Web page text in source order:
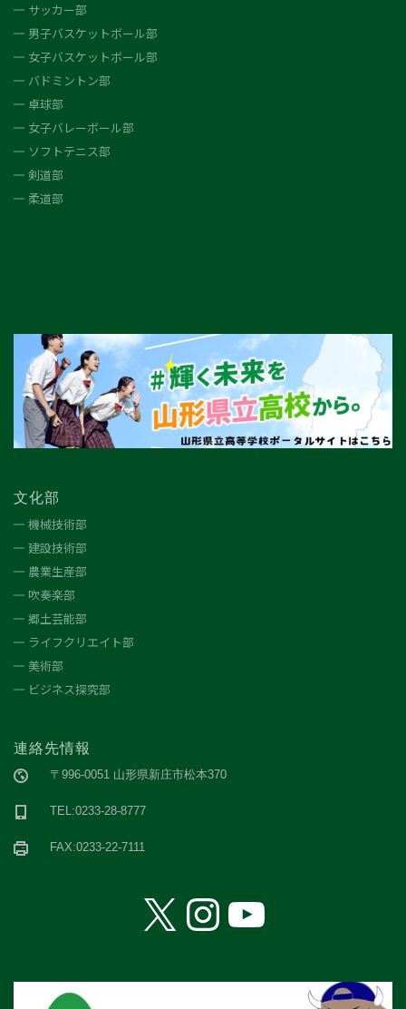
サッカー部
男子バスケットボール部
女子バスケットボール部
バドミントン部
卓球部
女子バレーボール部
ソフトテニス部
剣道部
柔道部
文化部
機械技術部
建設技術部
農業生産部
吹奏楽部
郷土芸能部
ライフクリエイト部
美術部
ビジネス探究部
連絡先情報
〒996-0051 山形県新庄市松本370
TEL:0233-28-8777
FAX:0233-22-7111
X Instagram
YouTube